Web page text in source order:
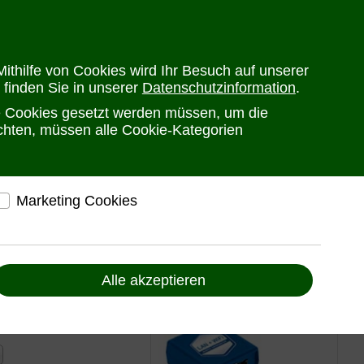
von Cookies wird Ihr Besuch auf unserer
Sie in unserer Datenschutzinformation.
gesetzt werden müssen, um die
müssen alle Cookie-Kategorien
Marketing Cookies
Angebote und Services anbieten zu
können
Liefern Anzeigen, die zu Ihren Interessen passen
Service anbieten zu können
Alle akzeptieren
PRODUKTE HERSTELLER ANSPRECHPARTNER
Switch: